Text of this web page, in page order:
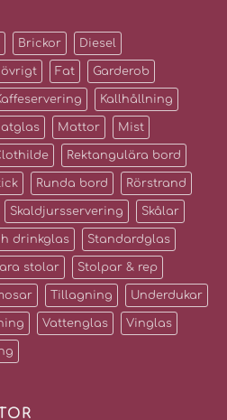
Brickor Diesel
övrigt Fat Garderob
Kallhållning
Mattor Mist
Rektangulära bord
Runda bord Rörstrand
Skaldjursservering Skålar
drinkglas Standardglas
stolar Stolpar & rep
Tillagning Underdukar
Vattenglas Vinglas